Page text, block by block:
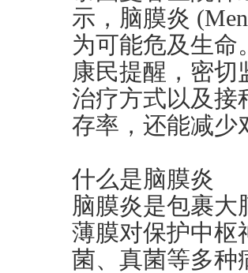
示，脑膜炎
为可能危及生
康民提醒，密切
治疗方式以及接
存率，还能减少
什么是脑膜炎
脑膜炎是包裹大
薄膜对保护中枢
菌、真菌等多种